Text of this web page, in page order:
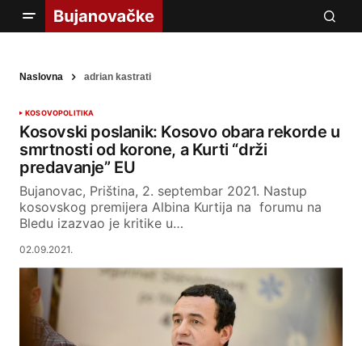
Naslovna adrian kastrati
KOSOVOPOLITIKA
Kosovski poslanik: Kosovo obara rekorde u
smrtnosti od korone, a Kurti “drži
predavanje” EU
Bujanovac, Priština, 2. septembar 2021. Nastup
kosovskog premijera Albina Kurtija na forumu na
Bledu izazvao je kritike u…
02.09.2021.